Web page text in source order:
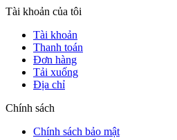
Tài khoản của tôi
Tài khoản
Thanh toán
Đơn hàng
Tải xuống
Địa chỉ
Chính sách
Chính sách bảo mật